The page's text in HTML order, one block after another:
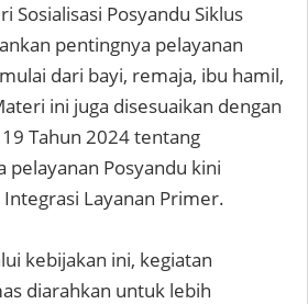
Sosialisasi Posyandu Siklus
pentingnya pelayanan
dari bayi, remaja, ibu hamil,
ini juga disesuaikan dengan
Tahun 2024 tentang
pelayanan Posyandu kini
Layanan Primer.
kebijakan ini, kegiatan
diarahkan untuk lebih